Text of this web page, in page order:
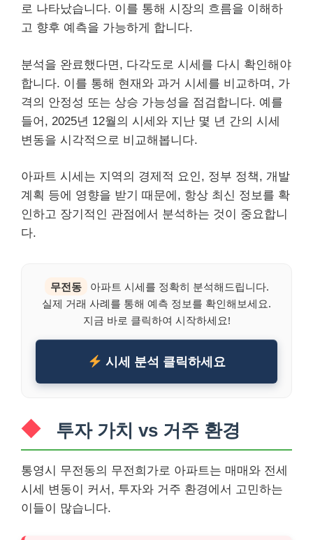
로 나타났습니다. 이를 통해 시장의 흐름을 이해하
고 향후 예측을 가능하게 합니다.
분석을 완료했다면, 다각도로 시세를 다시 확인해야
합니다. 이를 통해 현재와 과거 시세를 비교하며, 가
격의 안정성 또는 상승 가능성을 점검합니다. 예를
들어, 2025년 12월의 시세와 지난 몇 년 간의 시세
변동을 시각적으로 비교해봅니다.
아파트 시세는 지역의 경제적 요인, 정부 정책, 개발
계획 등에 영향을 받기 때문에, 항상 최신 정보를 확
인하고 장기적인 관점에서 분석하는 것이 중요합니
다.
무전동
아파트 시세를 정확히 분석해드립니다.
실제 거래 사례를 통해 예측 정보를 확인해보세요.
지금 바로 클릭하여 시작하세요!
시세 분석 클릭하세요
투자 가치 vs 거주 환경
통영시 무전동의 무전희가로 아파트는 매매와 전세
시세 변동이 커서, 투자와 거주 환경에서 고민하는
이들이 많습니다.